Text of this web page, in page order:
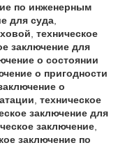
по инженерным
для суда
техническое
заключение для
о состоянии
о пригодности
о
техническое
заключение для
заключение
заключение по